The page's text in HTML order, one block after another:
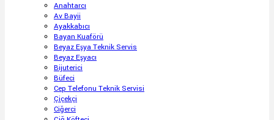
Anahtarcı
Av Bayii
Ayakkabıcı
Bayan Kuaförü
Beyaz Eşya Teknik Servis
Beyaz Eşyacı
Bijuterici
Büfeci
Cep Telefonu Teknik Servisi
Çiçekçi
Ciğerci